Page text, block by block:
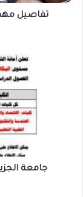
تفاصيل
جامعة